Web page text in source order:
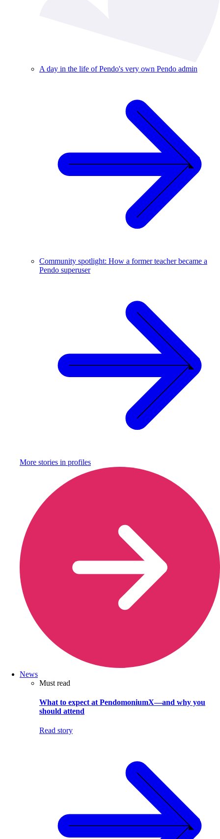
A day in the life of Pendo's very own Pendo admin
Community spotlight: How a former teacher became a
Pendo superuser
More stories in profiles
News
Must read
What to expect at PendomoniumX—and why you
should attend
Read story